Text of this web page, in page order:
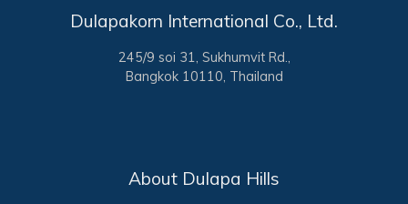
Dulapakorn International Co., Ltd.
245/9 soi 31, Sukhumvit Rd.,
Bangkok 10110, Thailand
About Dulapa Hills